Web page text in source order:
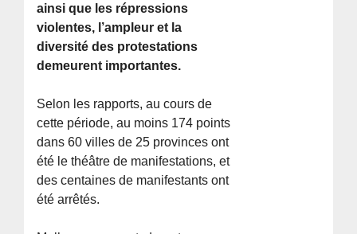
ainsi que les répressions
violentes, l’ampleur et la
diversité des protestations
demeurent importantes.
Selon les rapports, au cours de
cette période, au moins 174 points
dans 60 villes de 25 provinces ont
été le théâtre de manifestations, et
des centaines de manifestants ont
été arrêtés.